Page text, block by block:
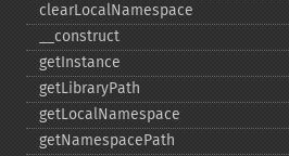
clearLocalNamespace
_​_​construct
getInstance
getLibraryPath
getLocalNamespace
getNamespacePath